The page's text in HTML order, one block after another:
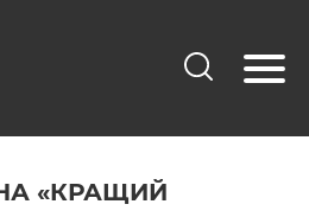
«КРАЩИЙ